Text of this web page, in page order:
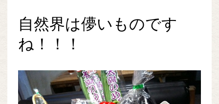
自然界は儚いものです
ね！！！